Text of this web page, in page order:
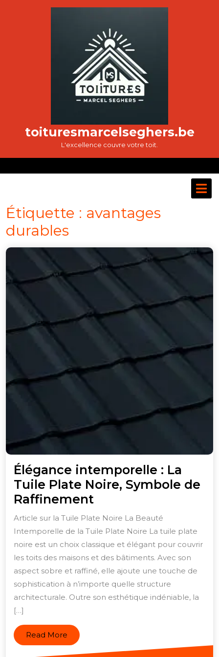
toituresmarcelseghers.be
L'excellence couvre votre toit.
Étiquette : avantages
durables
Élégance intemporelle : La
Tuile Plate Noire, Symbole de
RaffinementÉlégance
intemporelle
:
La
Tuile
Plate
Noire,
Symbole
Article sur la Tuile Plate Noire La Beauté
Intemporelle de la Tuile Plate Noire La tuile plate
noire est un choix classique et élégant pour couvrir
les toits des maisons et des bâtiments. Avec son
aspect sobre et raffiné, elle ajoute une touche de
sophistication à n’importe quelle structure
architecturale. Outre son esthétique indéniable, la
[…]
Read More Read
More